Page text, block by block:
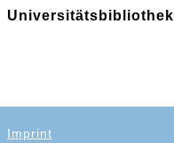
Universitätsbibliothek
Imprint